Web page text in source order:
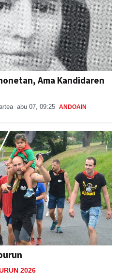
Ama Kandidaren
abu 07, 09:25 ANDOAIN
2026